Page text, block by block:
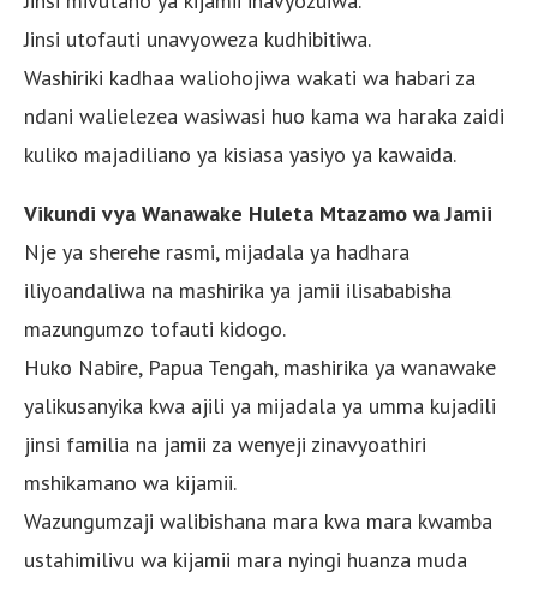
Jinsi utofauti unavyoweza kudhibitiwa.
Washiriki kadhaa waliohojiwa wakati wa habari za
ndani walielezea wasiwasi huo kama wa haraka zaidi
kuliko majadiliano ya kisiasa yasiyo ya kawaida.
Vikundi vya Wanawake Huleta Mtazamo wa Jamii
Nje ya sherehe rasmi, mijadala ya hadhara
iliyoandaliwa na mashirika ya jamii ilisababisha
mazungumzo tofauti kidogo.
Huko Nabire, Papua Tengah, mashirika ya wanawake
yalikusanyika kwa ajili ya mijadala ya umma kujadili
jinsi familia na jamii za wenyeji zinavyoathiri
mshikamano wa kijamii.
Wazungumzaji walibishana mara kwa mara kwamba
ustahimilivu wa kijamii mara nyingi huanza muda